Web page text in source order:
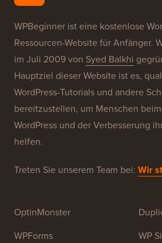
WPBeginner ist eine kostenlose
Ressourcen-Website für Anfänger.
im Juli 2009 von Syed Balkhi
Hauptziel dieser Website ist es,
WordPress-Tutorials und andere
bereitzustellen, um Menschen
WordPress und der Verbesserung
helfen.
Treten Sie unserem Team bei: Wir
OptinMonster
WPForms
WP